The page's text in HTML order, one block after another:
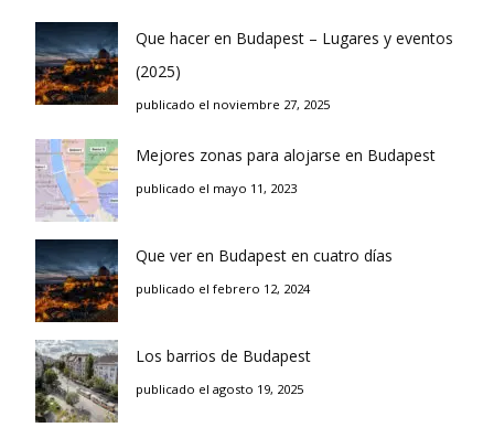
Que hacer en Budapest – Lugares y eventos
(2025)
publicado el noviembre 27, 2025
Mejores zonas para alojarse en Budapest
publicado el mayo 11, 2023
Que ver en Budapest en cuatro días
publicado el febrero 12, 2024
Los barrios de Budapest
publicado el agosto 19, 2025